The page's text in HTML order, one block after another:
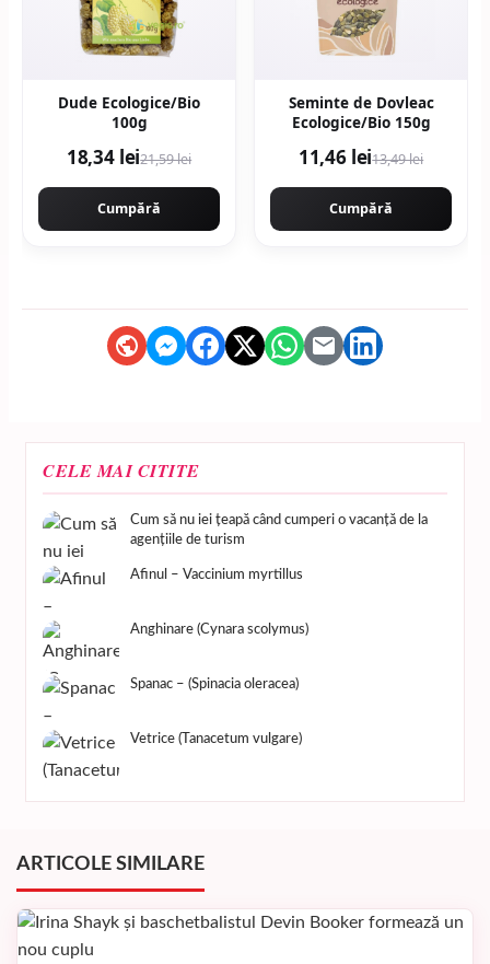
Dude Ecologice/Bio
100g
18,34 lei21,59 lei
Cumpără
Seminte de Dovleac
Ecologice/Bio 150g
11,46 lei13,49 lei
Cumpără
CELE MAI CITITE
Cum să nu iei țeapă când cumperi o vacanță de la
agențiile de turism
Afinul – Vaccinium myrtillus
Anghinare (Cynara scolymus)
Spanac – (Spinacia oleracea)
Vetrice (Tanacetum vulgare)
ARTICOLE SIMILARE